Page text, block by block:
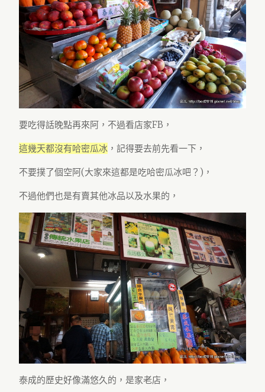
要吃得話晚點再來阿，不過看店家FB，
這幾天都沒有哈密瓜冰 ，記得要去前先看一下，
不要撲了個空阿(大家來這都是吃哈密瓜冰吧？)，
不過他們也是有賣其他冰品以及水果的，
泰成的歷史好像滿悠久的，是家老店，